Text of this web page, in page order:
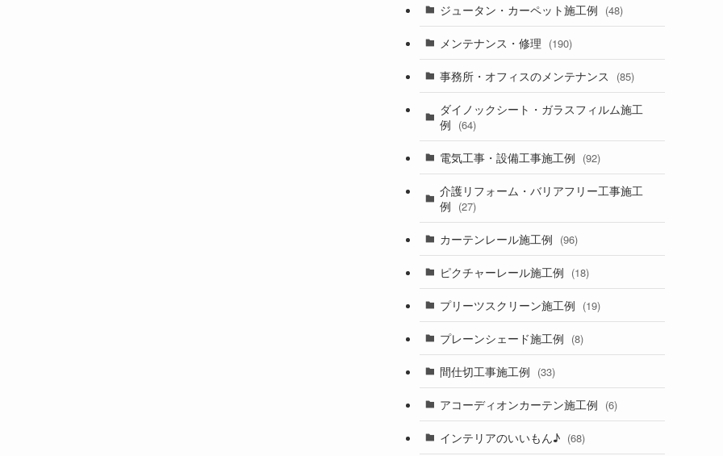
ジュータン・カーペット施工例 (48)
メンテナンス・修理 (190)
事務所・オフィスのメンテナンス (85)
ダイノックシート・ガラスフィルム施工
例 (64)
電気工事・設備工事施工例 (92)
介護リフォーム・バリアフリー工事施工
例 (27)
カーテンレール施工例 (96)
ピクチャーレール施工例 (18)
プリーツスクリーン施工例 (19)
プレーンシェード施工例 (8)
間仕切工事施工例 (33)
アコーディオンカーテン施工例 (6)
インテリアのいいもん♪ (68)